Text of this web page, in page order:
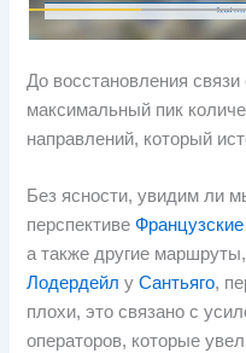
До восстановления
максимальный пик
направлений, который
Без ясности, увидим ли
перспективе
а также другие
Лодердейл уСантьяго,
плохи, это связано с
операторов, которые